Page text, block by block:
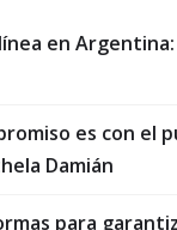
en
es con el
Damián
para